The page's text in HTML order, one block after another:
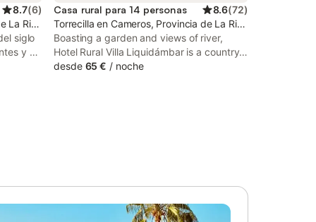
8.7(6)
La Rioja
siglo
y ha
La
y baño
Casa rural para 14 personas 8.6(72)
Torrecilla en Cameros, Provincia de La Rioja
Boasting a garden and views of river,
Hotel Rural Villa Liquidámbar is a country
house set in a historic building in Torrecilla
desde 65 € / noche